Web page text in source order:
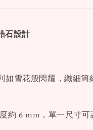
石設計
如雪花般閃耀，纖細
約 6 mm，單一尺寸可